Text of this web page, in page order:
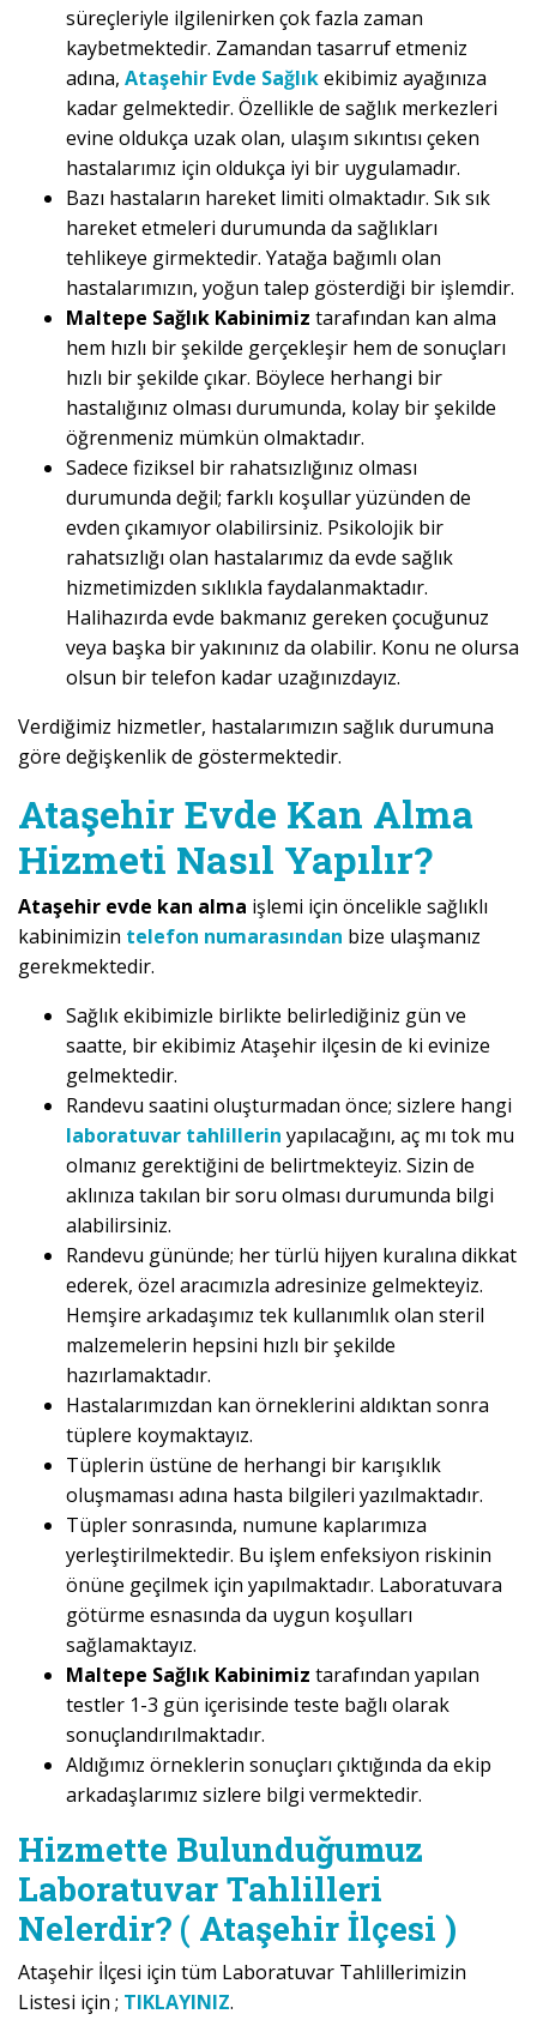
süreçleriyle ilgilenirken çok fazla zaman
kaybetmektedir. Zamandan tasarruf etmeniz
adına, Ataşehir Evde Sağlıkekibimiz ayağınıza
kadar gelmektedir. Özellikle de sağlık merkezleri
evine oldukça uzak olan, ulaşım sıkıntısı çeken
hastalarımız için oldukça iyi bir uygulamadır.
Bazı hastaların hareket limiti olmaktadır. Sık sık
hareket etmeleri durumunda da sağlıkları
tehlikeye girmektedir. Yatağa bağımlı olan
hastalarımızın, yoğun talep gösterdiği bir işlemdir.
Maltepe Sağlık Kabinimiz tarafından kan alma
hem hızlı bir şekilde gerçekleşir hem de sonuçları
hızlı bir şekilde çıkar. Böylece herhangi bir
hastalığınız olması durumunda, kolay bir şekilde
öğrenmeniz mümkün olmaktadır.
Sadece fiziksel bir rahatsızlığınız olması
durumunda değil; farklı koşullar yüzünden de
evden çıkamıyor olabilirsiniz. Psikolojik bir
rahatsızlığı olan hastalarımız da evde sağlık
hizmetimizden sıklıkla faydalanmaktadır.
Halihazırda evde bakmanız gereken çocuğunuz
veya başka bir yakınınız da olabilir. Konu ne olursa
olsun bir telefon kadar uzağınızdayız.
Verdiğimiz hizmetler, hastalarımızın sağlık durumuna
göre değişkenlik de göstermektedir.
Ataşehir Evde Kan Alma
Hizmeti Nasıl Yapılır?
Ataşehir evde kan alma işlemi için öncelikle sağlıklı
kabinimizin telefon numarasından bize ulaşmanız
gerekmektedir.
Sağlık ekibimizle birlikte belirlediğiniz gün ve
saatte, bir ekibimiz Ataşehir ilçesin de ki evinize
gelmektedir.
Randevu saatini oluşturmadan önce; sizlere hangi
laboratuvar tahlillerin yapılacağını, aç mı tok mu
olmanız gerektiğini de belirtmekteyiz. Sizin de
aklınıza takılan bir soru olması durumunda bilgi
alabilirsiniz.
Randevu gününde; her türlü hijyen kuralına dikkat
ederek, özel aracımızla adresinize gelmekteyiz.
Hemşire arkadaşımız tek kullanımlık olan steril
malzemelerin hepsini hızlı bir şekilde
hazırlamaktadır.
Hastalarımızdan kan örneklerini aldıktan sonra
tüplere koymaktayız.
Tüplerin üstüne de herhangi bir karışıklık
oluşmaması adına hasta bilgileri yazılmaktadır.
Tüpler sonrasında, numune kaplarımıza
yerleştirilmektedir. Bu işlem enfeksiyon riskinin
önüne geçilmek için yapılmaktadır. Laboratuvara
götürme esnasında da uygun koşulları
sağlamaktayız.
Maltepe Sağlık Kabinimiz tarafından yapılan
testler 1-3 gün içerisinde teste bağlı olarak
sonuçlandırılmaktadır.
Aldığımız örneklerin sonuçları çıktığında da ekip
arkadaşlarımız sizlere bilgi vermektedir.
Hizmette Bulunduğumuz
Laboratuvar Tahlilleri
Nelerdir? ( Ataşehir İlçesi )
Ataşehir İlçesi için tüm Laboratuvar Tahlillerimizin
Listesi için ; TIKLAYINIZ.